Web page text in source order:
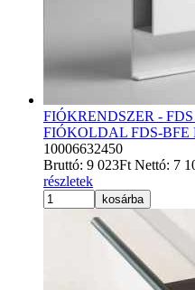
FIÓKRENDSZER -
FIÓKOLDAL FDS-BFE
10006632450
Bruttó: 9 023Ft Nettó: 7
részletek
kosárba